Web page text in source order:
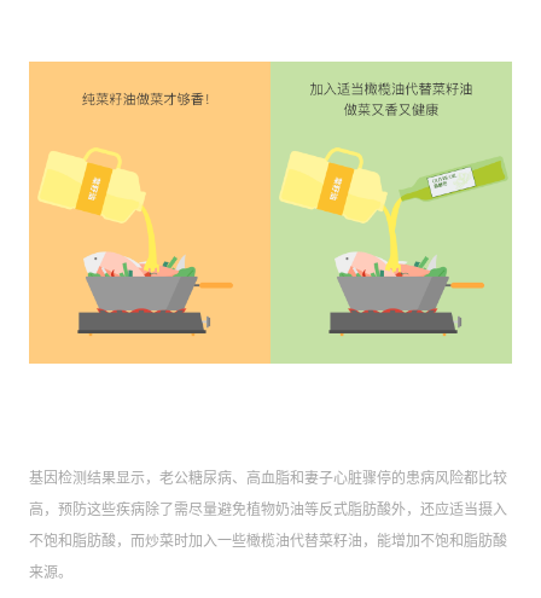
基因检测结果显示，老公糖尿病、高血脂和妻子心脏骤停的患病风险都比较
高，预防这些疾病除了需尽量避免植物奶油等反式脂肪酸外，还应适当摄入
不饱和脂肪酸，而炒菜时加入一些橄榄油代替菜籽油，能增加不饱和脂肪酸
来源。